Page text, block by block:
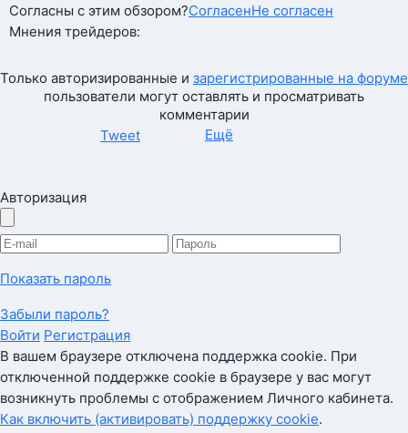
Согласны с этим обзором?СогласенНе согласен
Мнения трейдеров:
Только авторизированные и зарегистрированные на форуме
пользователи могут оставлять и просматривать
комментарии
Tweet
Ещё
Авторизация
Показать пароль
Забыли пароль?
Войти Регистрация
В вашем браузере отключена поддержка cookie. При
отключенной поддержке cookie в браузере у вас могут
возникнуть проблемы с отображением Личного кабинета.
Как включить (активировать) поддержку cookie.